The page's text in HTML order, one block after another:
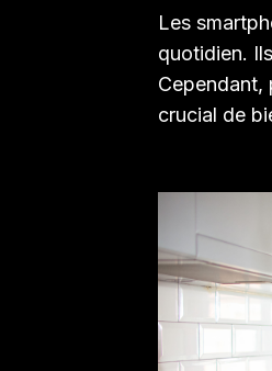
Les
quotidien.
Cependant,
crucial de